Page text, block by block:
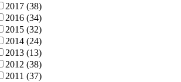
2017 (38)
2016 (34)
2015 (32)
2014 (24)
2013 (13)
2012 (38)
2011 (37)